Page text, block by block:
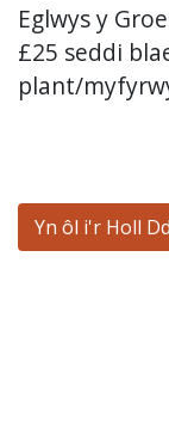
Eglwys y
£25 seddi
plant/
Yn ôl i'r Holl